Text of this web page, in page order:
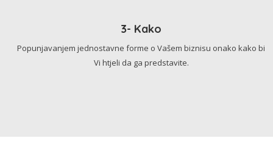
3- Kako
Popunjavanjem jednostavne forme o Vašem biznisu onako kako bi
Vi htjeli da ga predstavite.